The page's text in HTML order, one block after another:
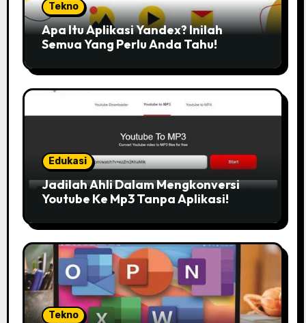
Tekno
Apa Itu Aplikasi Yandex? Inilah
Semua Yang Perlu Anda Tahu!
Edukasi
Jadilah Ahli Dalam Mengkonversi
Youtube Ke Mp3 Tanpa Aplikasi!
Tekno